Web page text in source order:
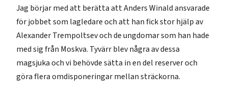
Jag börjar med att berätta att Anders Winald ansvarade
för jobbet som lagledare och att han fick stor hjälp av
Alexander Trempoltsev och de ungdomar som han hade
med sig från Moskva. Tyvärr blev några av dessa
magsjuka och vi behövde sätta in en del reserver och
göra flera omdisponeringar mellan sträckorna.